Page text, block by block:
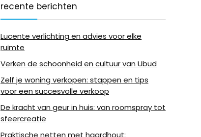
recente berichten
Lucente verlichting en advies voor elke
ruimte
Verken de schoonheid en cultuur van Ubud
Zelf je woning verkopen: stappen en tips
voor een succesvolle verkoop
De kracht van geur in huis: van roomspray tot
sfeercreatie
Praktische netten met haardhout: